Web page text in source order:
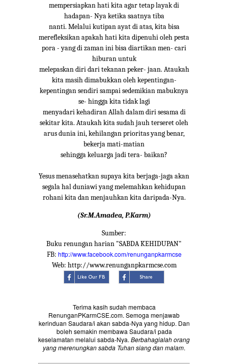
mempersiapkan hati kita agar tetap layak di
hadapan- Nya ketika saatnya tiba
nanti. Melalui kutipan ayat di atas, kita bisa
merefleksikan apakah hati kita dipenuhi oleh pesta
pora - yang di zaman ini bisa diartikan men- cari
hiburan untuk
melepaskan diri dari tekanan peker- jaan. Ataukah
kita masih dimabukkan oleh kepentingan-
kepentingan sendiri sampai sedemikian mabuknya
se- hingga kita tidak lagi
menyadari kehadiran Allah dalam diri sesama di
sekitar kita. Ataukah kita sudah jauh terseret oleh
arus dunia ini, kehilangan prioritas yang benar,
bekerja mati-matian
sehingga keluarga jadi tera- baikan?
Yesus menasehatkan supaya kita berjaga-jaga akan
segala hal duniawi yang melemahkan kehidupan
rohani kita dan menjauhkan kita daripada-Nya.
(Sr.M.Amadea, P.Karm)
Sumber:
Buku renungan harian "SABDA KEHIDUPAN"
FB: http://www.facebook.com/renunganpkarmcse
Web: http://www.renunganpkarmcse.com
Terima kasih sudah membaca
RenunganPKarmCSE.com. Semoga menjawab
kerinduan Saudara/i akan sabda-Nya yang hidup. Dan
boleh semakin membawa Saudara/i pada
keselamatan melalui sabda-Nya. Berbahagialah orang
yang merenungkan sabda Tuhan siang dan malam.